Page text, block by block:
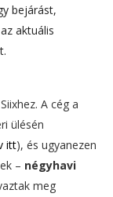
bejárást,
aktuális
A cég a
ülésén
itt), és ugyanezen
– négyhavi
meg